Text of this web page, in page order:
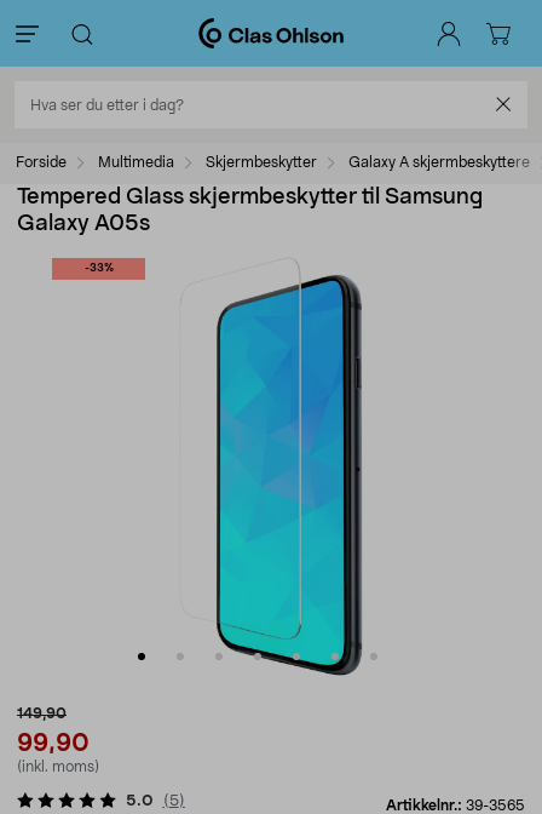
Forside Multimedia Skjermbeskytter Galaxy A skjermbeskyttere
Tempered Glass skjermbeskytter til Samsung
Galaxy A05s
-33%
149,90
99,90
(inkl. moms)
Artikkelnr.: 39-3565
5.0 ( 5)